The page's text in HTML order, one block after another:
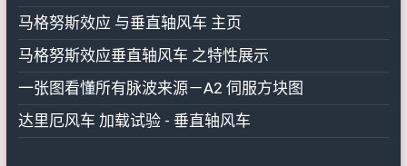
马格努斯效应 与垂直轴风车 主页
马格努斯效应垂直轴风车 之特性展示
一张图看懂所有脉波来源－A2 伺服方块图
达里厄风车 加载试验 - 垂直轴风车